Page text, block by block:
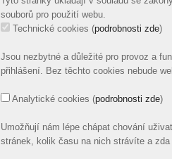
souborů pro použití webu.
Technické cookies (podrobnosti zde)
Jsou nezbytné a důležité pro provoz a
přihlášení. Bez těchto cookies nebude
Analytické cookies (podrobnosti zde)
Umožňují nám lépe chápat chování
stránek, kolik času na nich strávíte a